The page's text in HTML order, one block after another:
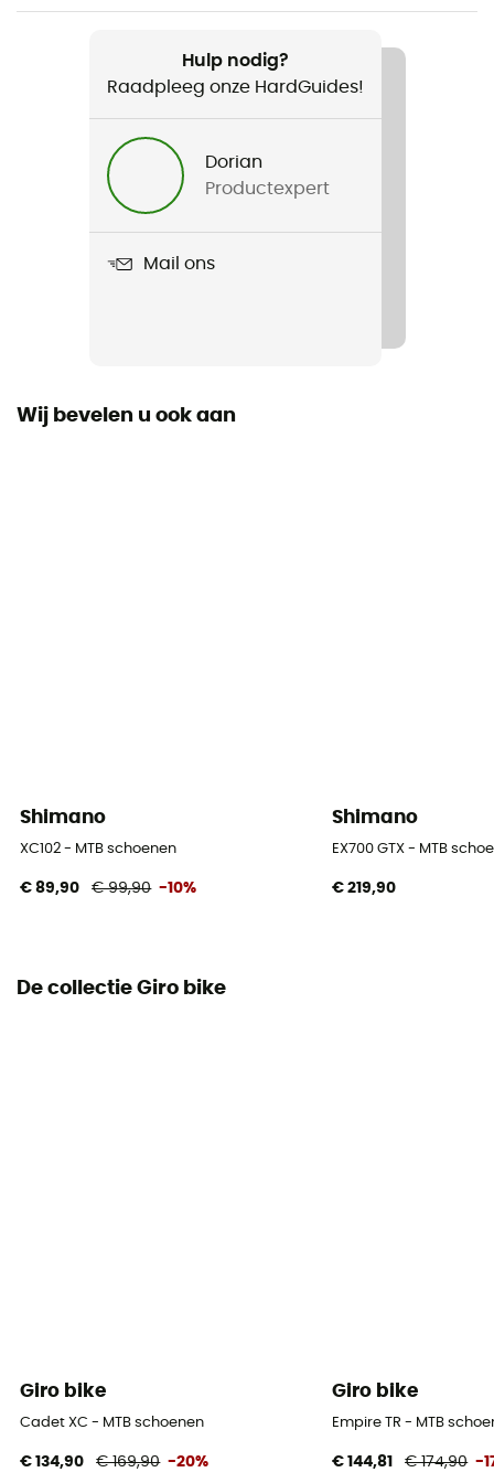
Mountainbiken / FietsHulp nodig?
Raadpleeg onze HardGuides!
Dorian
Productexpert
Mail ons
Wij bevelen u ook aan
Shimano
XC102 - MTB schoenen
€ 89,90 € 99,90 -10%
Shimano
EX700 GTX - MTB
€ 219,90
De collectie Giro bike
Giro bike
Cadet XC - MTB schoenen
€ 134,90 € 169,90 -20%
Giro bike
Empire TR - MTB
€ 144,81 € 174,90 -